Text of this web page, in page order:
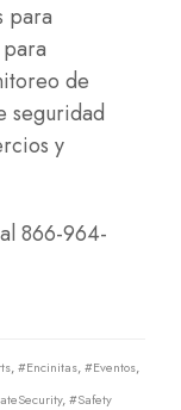
para
de
seguridad
y
866-964-
,#Encinitas,#Eventos,
,#Safety